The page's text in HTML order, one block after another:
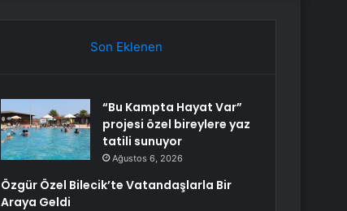
Son Eklenen
“Bu Kampta Hayat Var”
projesi özel bireylere yaz
tatili sunuyor
Ağustos 6, 2026
Özgür Özel Bilecik’te Vatandaşlarla Bir
Araya Geldi